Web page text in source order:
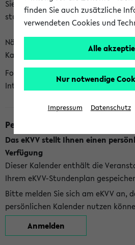
Sie einen gemeinsamen Überblick
studienbezogenen Termine erhalten.
Näheres zu Vorteilen und
Kalenderintegration können Sie auf
Folgende Kalender bietet Ihnen das
Integration an:
Persönlicher Kalender
Das eKVV stellt Ihnen einen
Verfügung
Dieser Kalender enthält die
Ihrem eKVV-Stundenplan
Bitte melden Sie sich am eKVV an,
persönlichen Kalender nutzen
Anmelden
finden Sie auch zusätzliche
verwendeten Cookies und
Alle
Nur notwendige
Impressum Datenschutz